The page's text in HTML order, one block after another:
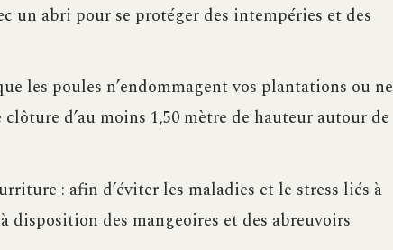
un abri pour se protéger des intempéries et des
les poules n’endommagent vos plantations ou ne
d’au moins 1,50 mètre de hauteur autour de
: afin d’éviter les maladies et le stress liés à
disposition des mangeoires et des abreuvoirs